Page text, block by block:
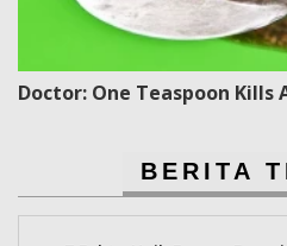
Doctor: One Teaspoon Kills
BERITA